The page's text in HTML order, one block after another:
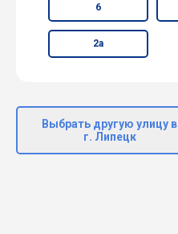
6
2а
Выбрать другую улицу в
г. Липецк